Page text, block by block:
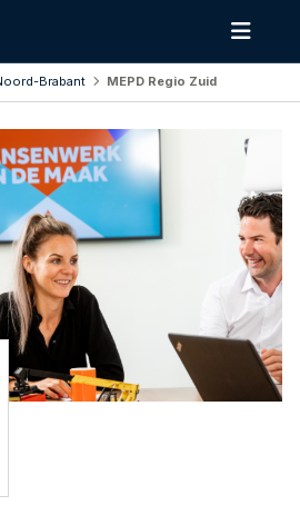
Brabant MEPD Regio Zuid